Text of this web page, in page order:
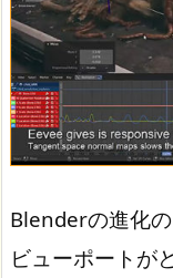
Blenderの進化の
ビューポートが